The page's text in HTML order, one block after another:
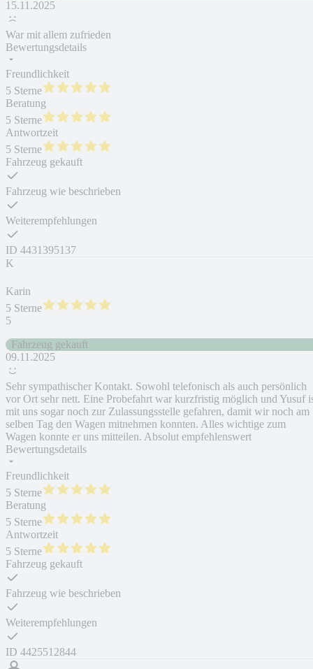
15.11.2025
War mit allem zufrieden
Bewertungsdetails
Freundlichkeit
5 Sterne
Beratung
5 Sterne
Antwortzeit
5 Sterne
Fahrzeug gekauft
Fahrzeug wie beschrieben
Weiterempfehlungen
ID 4431395137
K
Karin
5 Sterne
5
Fahrzeug gekauft
09.11.2025
Sehr sympathischer Kontakt. Sowohl telefonisch als auch persönlich
vor Ort sehr nett. Eine Probefahrt war kurzfristig möglich und Yusuf
mit uns sogar noch zur Zulassungsstelle gefahren, damit wir noch am
selben Tag den Wagen mitnehmen konnten. Alles wichtige zum
Wagen konnte er uns mitteilen. Absolut empfehlenswert
Bewertungsdetails
Freundlichkeit
5 Sterne
Beratung
5 Sterne
Antwortzeit
5 Sterne
Fahrzeug gekauft
Fahrzeug wie beschrieben
Weiterempfehlungen
ID 4425512844